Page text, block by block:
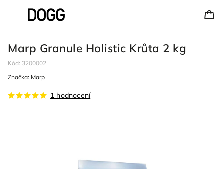
Marp Granule Holistic Krůta 2 kg
Kód: 3200002
1 hodnocení
Značka: Marp